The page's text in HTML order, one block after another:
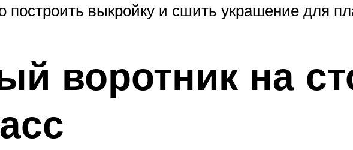
построить выкройку и сшить украшение для
воротник на